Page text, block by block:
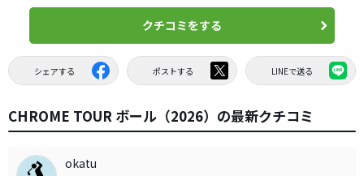
クチコミをする
シェアする ポストする LINEで送る
CHROME TOUR ボール（2026）の最新クチコミ
okatu